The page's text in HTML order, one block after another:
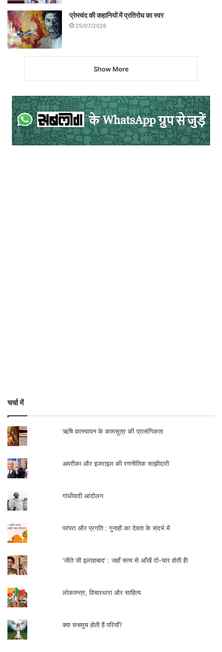
प्रेमचंद की कहानियों में प्रतिरोध का स्वर
25/07/2026
Show More
चर्चा में
ऋषि वात्स्यायन के कामसूत्र की प्रासंगिकता
अमरीका और इजराइल की रणनीतिक साझीदारी
गांधीवादी आंदोलन
परंपरा और प्रगति : गुनाहों का देवता के संदर्भ में
‘जीते जी इलाहाबाद’ : जहाँ सत्य से आँखें दो-चार होती हैं!
लोकतन्त्र, विचारधारा और साहित्य
क्या सचमुच होती हैं परियाँ?